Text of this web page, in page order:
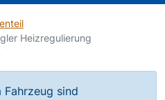
Heizregulierung
Fahrzeug sind